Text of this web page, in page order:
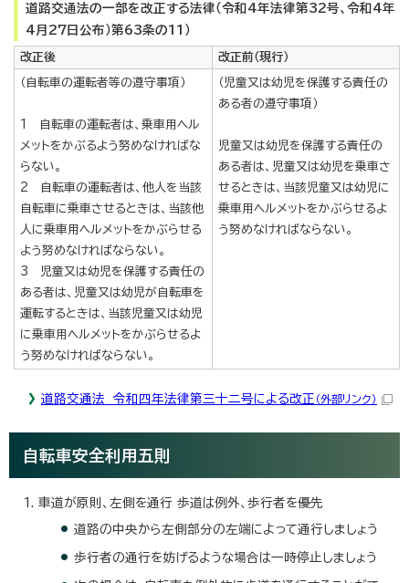
道路交通法の一部を改正する法律（令和4年法律第32号、令和4年
4月27日公布）第63条の11）
改正後 改正前（現行）
（自転車の運転者等の遵守事項）
1 自転車の運転者は、乗車用ヘル
メットをかぶるよう努めなければな
らない。
2 自転車の運転者は、他人を当該
自転車に乗車させるときは、当該他
人に乗車用ヘルメットをかぶらせる
よう努めなければならない。
3 児童又は幼児を保護する責任の
ある者は、児童又は幼児が自転車を
運転するときは、当該児童又は幼児
に乗車用ヘルメットをかぶらせるよ
う努めなければならない。
（児童又は幼児を保護する責任の
ある者の遵守事項）
児童又は幼児を保護する責任の
ある者は、児童又は幼児を乗車さ
せるときは、当該児童又は幼児に
乗車用ヘルメットをかぶらせるよ
う努めなければならない。
道路交通法 令和四年法律第三十二号による改正 （外部リンク）
自転車安全利用五則
車道が原則、左側を通行 歩道は例外、歩行者を優先
道路の中央から左側部分の左端によって通行しましょう
歩行者の通行を妨げるような場合は一時停止しましょう